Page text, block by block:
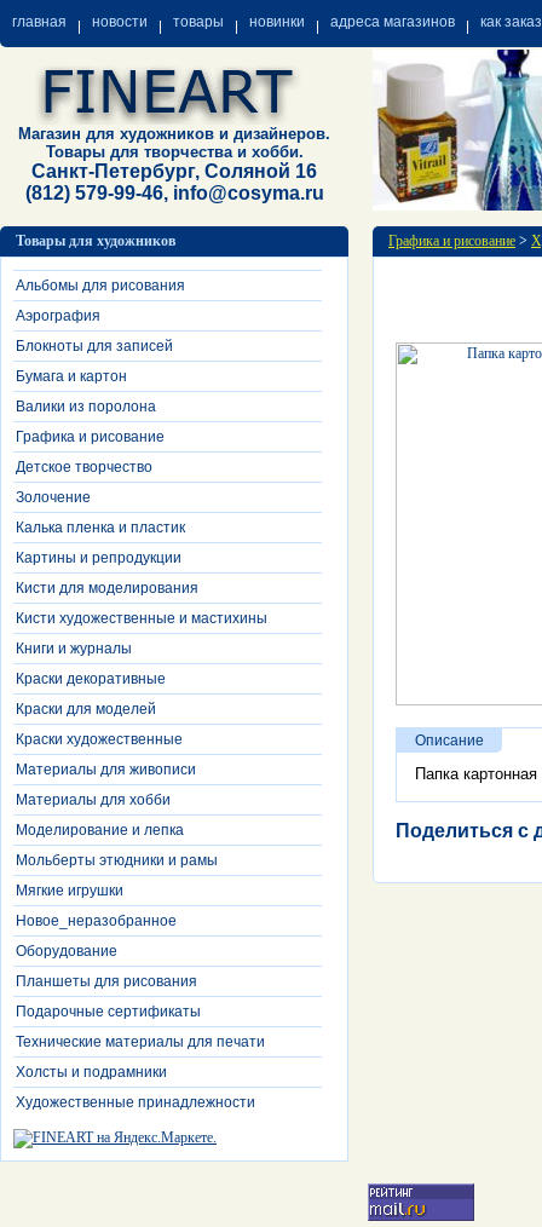
главная новости товары новинки адреса магазинов как
Магазин для художников и дизайнеров.
Товары для творчества и хобби.
Санкт-Петербург, Соляной 16
(812) 579-99-46, info@cosyma.ru
Товары для художников
Альбомы для рисования
Аэрография
Блокноты для записей
Бумага и картон
Валики из поролона
Графика и рисование
Детское творчество
Золочение
Калька пленка и пластик
Картины и репродукции
Кисти для моделирования
Кисти художественные и мастихины
Книги и журналы
Краски декоративные
Краски для моделей
Краски художественные
Материалы для живописи
Материалы для хобби
Моделирование и лепка
Мольберты этюдники и рамы
Мягкие игрушки
Новое_неразобранное
Оборудование
Планшеты для рисования
Подарочные сертификаты
Технические материалы для печати
Холсты и подрамники
Художественные принадлежности
Графика и рисование >
Описание
Папка
Поделиться с